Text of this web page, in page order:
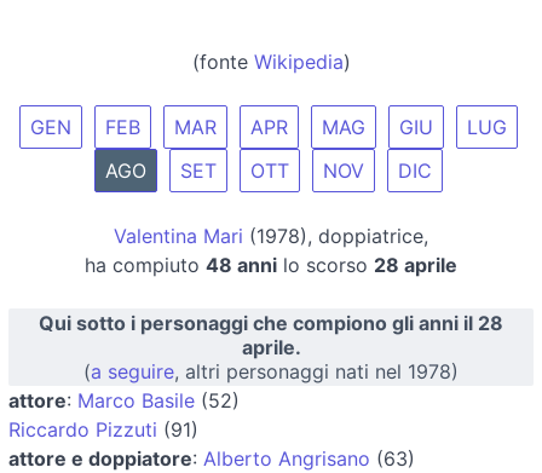
(fonte Wikipedia)
GEN FEB MAR APR MAG GIU
LUG
AGO
SET OTT NOV DIC
Valentina Mari (1978), doppiatrice,
ha compiuto 48 anni lo scorso 28 aprile
Qui sotto i personaggi che compiono gli anni il 28
aprile.
(a seguire, altri personaggi nati nel 1978)
attore: Marco Basile (52)
Riccardo Pizzuti (91)
attore e doppiatore: Alberto Angrisano (63)